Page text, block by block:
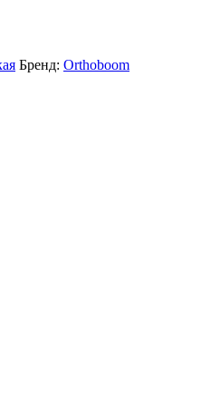
Бренд: Orthoboom